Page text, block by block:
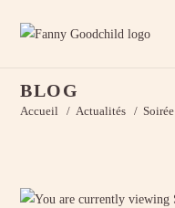
BLOG
Accueil / Actualités /